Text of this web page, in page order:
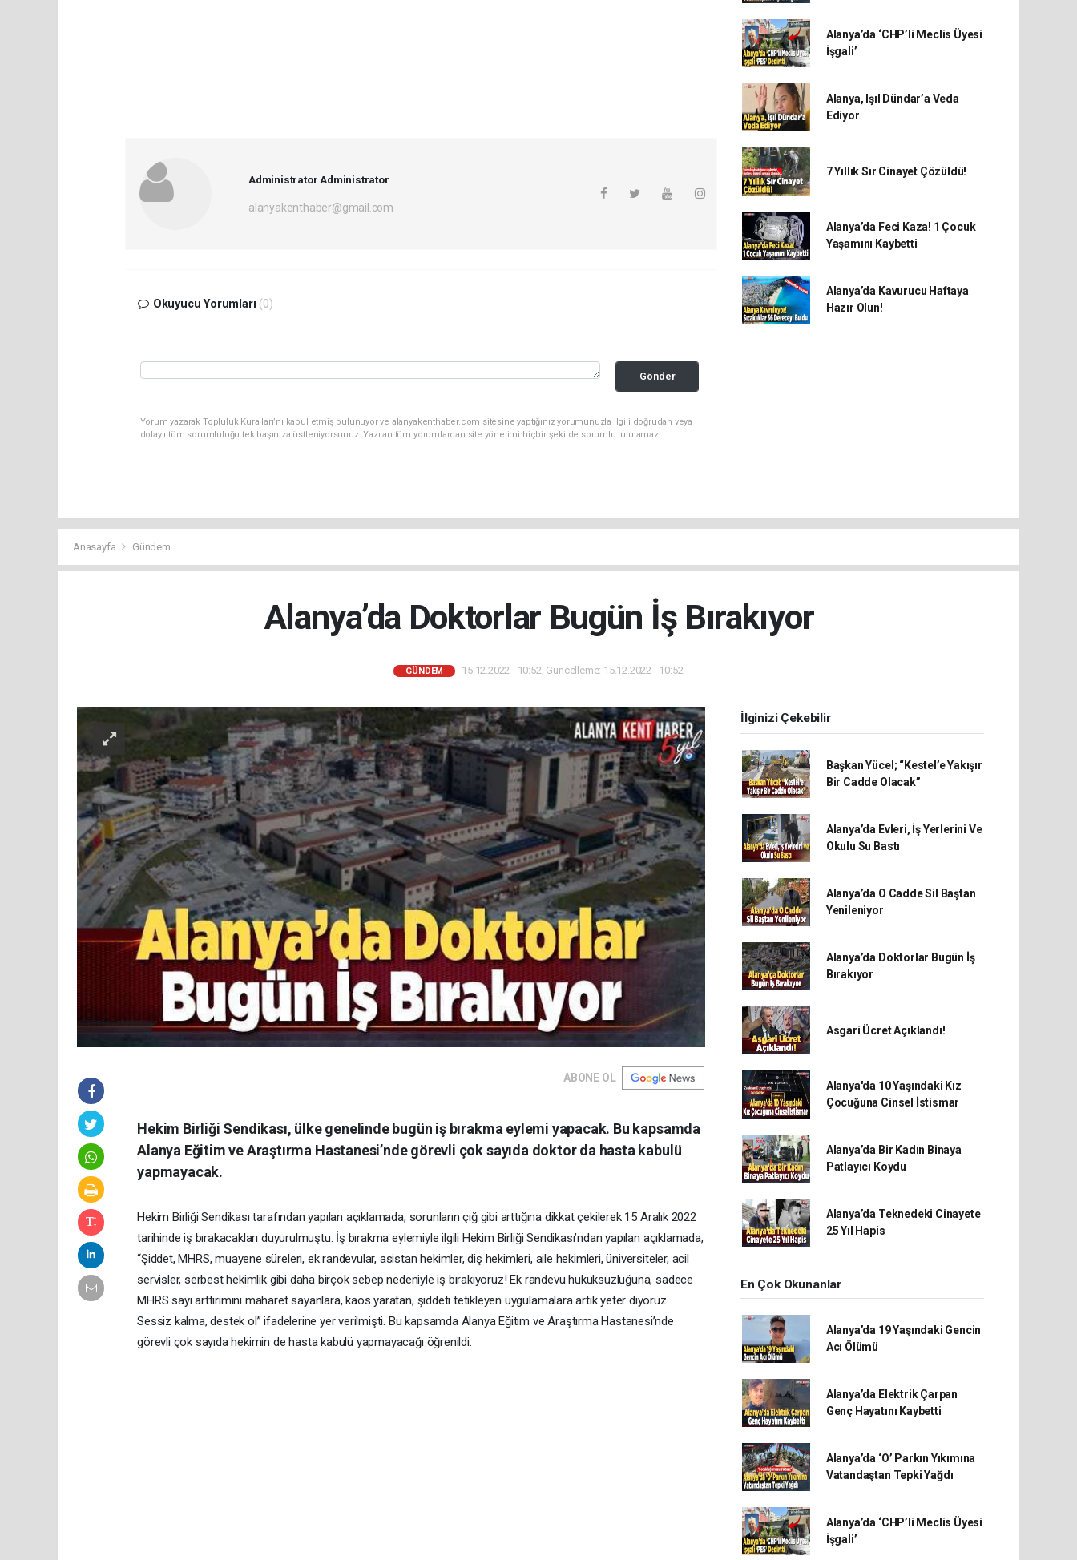
Administrator Administrator
alanyakenthaber@gmail.com
Okuyucu Yorumları (0)
Gönder
Yorum yazarak Topluluk Kuralları’nı kabul etmiş bulunuyor ve alanyakenthaber.com sitesine yaptığınız yorumunuzla ilgili doğrudan veya
dolaylı tüm sorumluluğu tek başınıza üstleniyorsunuz. Yazılan tüm yorumlardan site yönetimi hiçbir şekilde sorumlu tutulamaz.
Alanya’da ‘CHP’li Meclis Üyesi
İşgali’
Alanya, Işıl Dündar’a Veda
Ediyor
7 Yıllık Sır Cinayet Çözüldü!
Alanya’da Feci Kaza! 1 Çocuk
Yaşamını Kaybetti
Alanya’da Kavurucu Haftaya
Hazır Olun!
Anasayfa Gündem
Alanya’da Doktorlar Bugün İş Bırakıyor
GÜNDEM 15.12.2022 - 10:52, Güncelleme: 15.12.2022 - 10:52
ABONE OL
Hekim Birliği Sendikası, ülke genelinde bugün iş bırakma eylemi yapacak. Bu kapsamda
Alanya Eğitim ve Araştırma Hastanesi’nde görevli çok sayıda doktor da hasta kabulü
yapmayacak.
Hekim Birliği Sendikası tarafından yapılan açıklamada, sorunların çığ gibi arttığına dikkat çekilerek 15 Aralık 2022
tarihinde iş bırakacakları duyurulmuştu. İş bırakma eylemiyle ilgili Hekim Birliği Sendikası’ndan yapılan açıklamada,
“Şiddet, MHRS, muayene süreleri, ek randevular, asistan hekimler, diş hekimleri, aile hekimleri, üniversiteler, acil
servisler, serbest hekimlik gibi daha birçok sebep nedeniyle iş bırakıyoruz! Ek randevu hukuksuzluğuna, sadece
MHRS sayı arttırımını maharet sayanlara, kaos yaratan, şiddeti tetikleyen uygulamalara artık yeter diyoruz.
Sessiz kalma, destek ol” ifadelerine yer verilmişti. Bu kapsamda Alanya Eğitim ve Araştırma Hastanesi’nde
görevli çok sayıda hekimin de hasta kabulü yapmayacağı öğrenildi.
İlginizi Çekebilir
Başkan Yücel; “Kestel’e Yakışır
Bir Cadde Olacak”
Alanya’da Evleri, İş Yerlerini Ve
Okulu Su Bastı
Alanya’da O Cadde Sil Baştan
Yenileniyor
Alanya’da Doktorlar Bugün İş
Bırakıyor
Asgari Ücret Açıklandı!
Alanya'da 10 Yaşındaki Kız
Çocuğuna Cinsel İstismar
Alanya’da Bir Kadın Binaya
Patlayıcı Koydu
Alanya’da Teknedeki Cinayete
25 Yıl Hapis
En Çok Okunanlar
Alanya’da 19 Yaşındaki Gencin
Acı Ölümü
Alanya’da Elektrik Çarpan
Genç Hayatını Kaybetti
Alanya’da ‘O’ Parkın Yıkımına
Vatandaştan Tepki Yağdı
Alanya’da ‘CHP’li Meclis Üyesi
İşgali’